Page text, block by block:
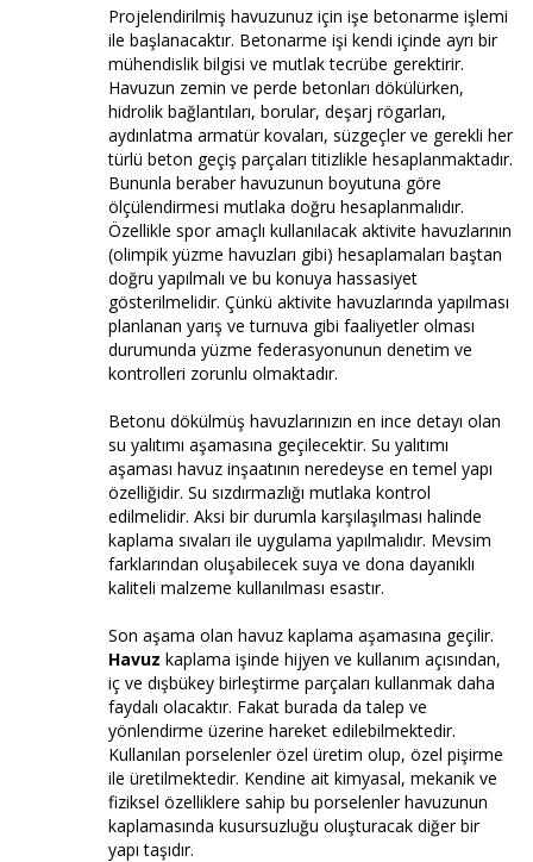
Projelendirilmiş havuzunuz için işe betonarme işlemi
ile başlanacaktır. Betonarme işi kendi içinde ayrı bir
mühendislik bilgisi ve mutlak tecrübe gerektirir.
Havuzun zemin ve perde betonları dökülürken,
hidrolik bağlantıları, borular, deşarj rögarları,
aydınlatma armatür kovaları, süzgeçler ve gerekli her
türlü beton geçiş parçaları titizlikle hesaplanmaktadır.
Bununla beraber havuzunun boyutuna göre
ölçülendirmesi mutlaka doğru hesaplanmalıdır.
Özellikle spor amaçlı kullanılacak aktivite havuzlarının
(olimpik yüzme havuzları gibi) hesaplamaları baştan
doğru yapılmalı ve bu konuya hassasiyet
gösterilmelidir. Çünkü aktivite havuzlarında yapılması
planlanan yarış ve turnuva gibi faaliyetler olması
durumunda yüzme federasyonunun denetim ve
kontrolleri zorunlu olmaktadır.
Betonu dökülmüş havuzlarınızın en ince detayı olan
su yalıtımı aşamasına geçilecektir. Su yalıtımı
aşaması havuz inşaatının neredeyse en temel yapı
özelliğidir. Su sızdırmazlığı mutlaka kontrol
edilmelidir. Aksi bir durumla karşılaşılması halinde
kaplama sıvaları ile uygulama yapılmalıdır. Mevsim
farklarından oluşabilecek suya ve dona dayanıklı
kaliteli malzeme kullanılması esastır.
Son aşama olan havuz kaplama aşamasına geçilir.
Havuz kaplama işinde hijyen ve kullanım açısından,
iç ve dışbükey birleştirme parçaları kullanmak daha
faydalı olacaktır. Fakat burada da talep ve
yönlendirme üzerine hareket edilebilmektedir.
Kullanılan porselenler özel üretim olup, özel pişirme
ile üretilmektedir. Kendine ait kimyasal, mekanik ve
fiziksel özelliklere sahip bu porselenler havuzunun
kaplamasında kusursuzluğu oluşturacak diğer bir
yapı taşıdır.